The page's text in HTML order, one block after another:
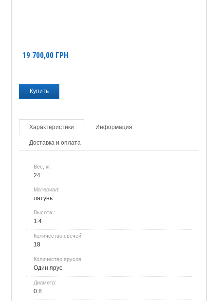
19 700,00 ГРН
Характеристики Информация
Доставка и оплата
Вес, кг:
24
Материал:
латунь
Высота :
1.4
Количество свечей:
18
Количество ярусов:
Один ярус
Диаметр:
0.8